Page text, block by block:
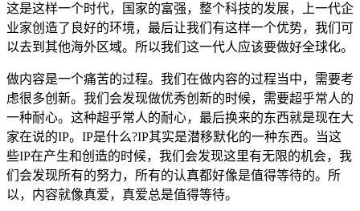
这是这样一个时代，国家的富强，整个科技的发展，上一代企
业家创造了良好的环境，最后让我们有这样一个优势，我们可
以去到其他海外区域。所以我们这一代人应该要做好全球化。
做内容是一个痛苦的过程。我们在做内容的过程当中，需要考
虑很多创新。我们会发现做优秀创新的时候，需要超乎常人的
一种耐心。这种超乎常人的耐心，最后换来的东西就是现在大
家在说的IP。IP是什么?IP其实是潜移默化的一种东西。当这
些IP在产生和创造的时候，我们会发现这里有无限的机会，我
们会发现所有的努力，所有的认真都好像是值得等待的。所
以，内容就像真爱，真爱总是值得等待。